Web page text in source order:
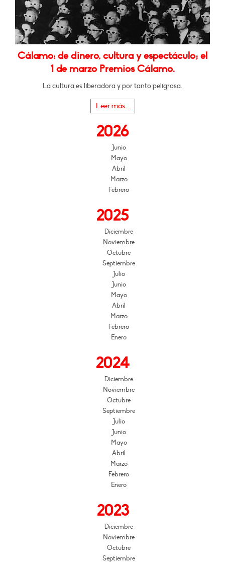
Cálamo: de dinero, cultura y espectáculo; el
1 de marzo Premios Cálamo.
La cultura es liberadora y por tanto peligrosa.
Leer más...
2026
Junio
Mayo
Abril
Marzo
Febrero
2025
Diciembre
Noviembre
Octubre
Septiembre
Julio
Junio
Mayo
Abril
Marzo
Febrero
Enero
2024
Diciembre
Noviembre
Octubre
Septiembre
Julio
Junio
Mayo
Abril
Marzo
Febrero
Enero
2023
Diciembre
Noviembre
Octubre
Septiembre